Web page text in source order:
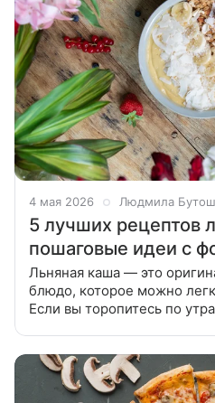
4 мая 2026 Людмила
5 лучших рецептов
пошаговые идеи с
Льняная каша — это
блюдо, которое можно
Если вы торопитесь по